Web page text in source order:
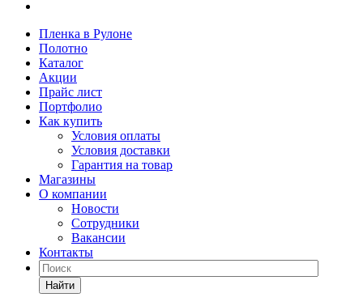
Пленка в Рулоне
Полотно
Каталог
Акции
Прайс лист
Портфолио
Как купить
Условия оплаты
Условия доставки
Гарантия на товар
Магазины
О компании
Новости
Сотрудники
Вакансии
Контакты
Найти